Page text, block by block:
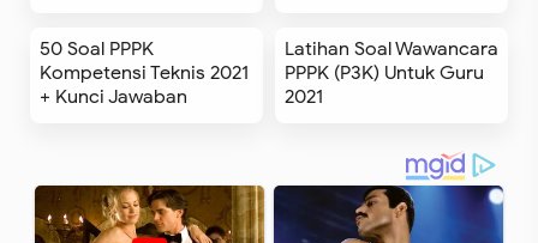
50 Soal PPPK
Kompetensi Teknis 2021
+ Kunci Jawaban
Latihan Soal Wawancara
PPPK (P3K) Untuk Guru
2021